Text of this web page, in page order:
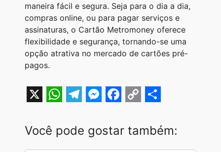
maneira fácil e segura. Seja para o dia a dia,
compras online, ou para pagar serviços e
assinaturas, o Cartão Metromoney oferece
flexibilidade e segurança, tornando-se uma
opção atrativa no mercado de cartões pré-
pagos.
h
a
e
l
e
s
a
c
o
p
h
a
Você pode gostar também: